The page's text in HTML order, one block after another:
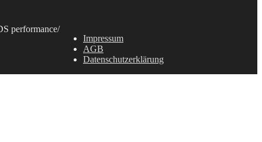
performance/
Impressum
AGB
Datenschutzerklärung